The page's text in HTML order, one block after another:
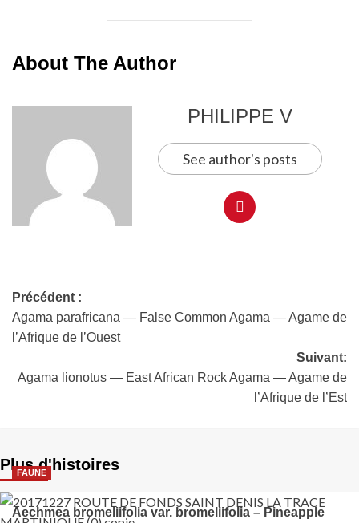
About The Author
PHILIPPE V
See author's posts
Précédent :
Agama parafricana — False Common Agama — Agame de
l’Afrique de l’Ouest
Suivant:
Agama lionotus — East African Rock Agama — Agame de
l’Afrique de l’Est
Plus d'histoires
FAUNE
Aechmea bromeliifolia var. bromeliifolia – Pineapple